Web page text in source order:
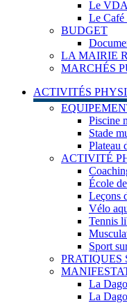
Le
Le Café
BUDGET
LA MAIRIE
MARCHÉS
ACTIVITÉS
Piscine
Stade
Plateau
ACTIVITÉ
École
Leçons
Vélo
Tennis
Sport
PRATIQUES
La
La